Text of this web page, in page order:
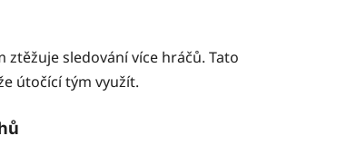
sledování více hráčů. Tato
útočící tým využít.